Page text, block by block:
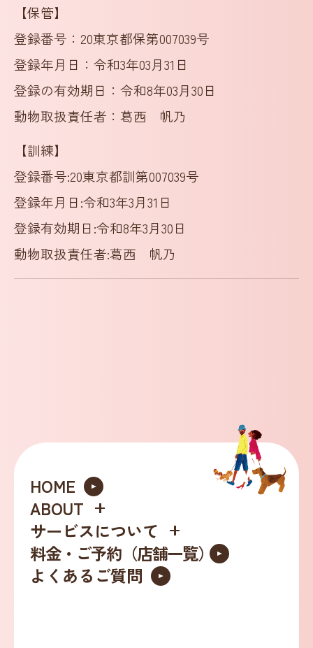
【保管】
登録番号：20東京都保第007039号
登録年月日：令和3年03月31日
登録の有効期日：令和8年03月30日
動物取扱責任者：葛西 帆乃
【訓練】
登録番号:20東京都訓第007039号
登録年月日:令和3年3月31日
登録有効期日:令和8年3月30日
動物取扱責任者:葛西 帆乃
HOME
ABOUT
サービスについて
ッ
料金・ご予約（店舗一覧）
よくあるご質問